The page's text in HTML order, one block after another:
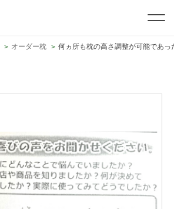
オーダー枕 何ヵ所も枕の高さ調整が可能であっ